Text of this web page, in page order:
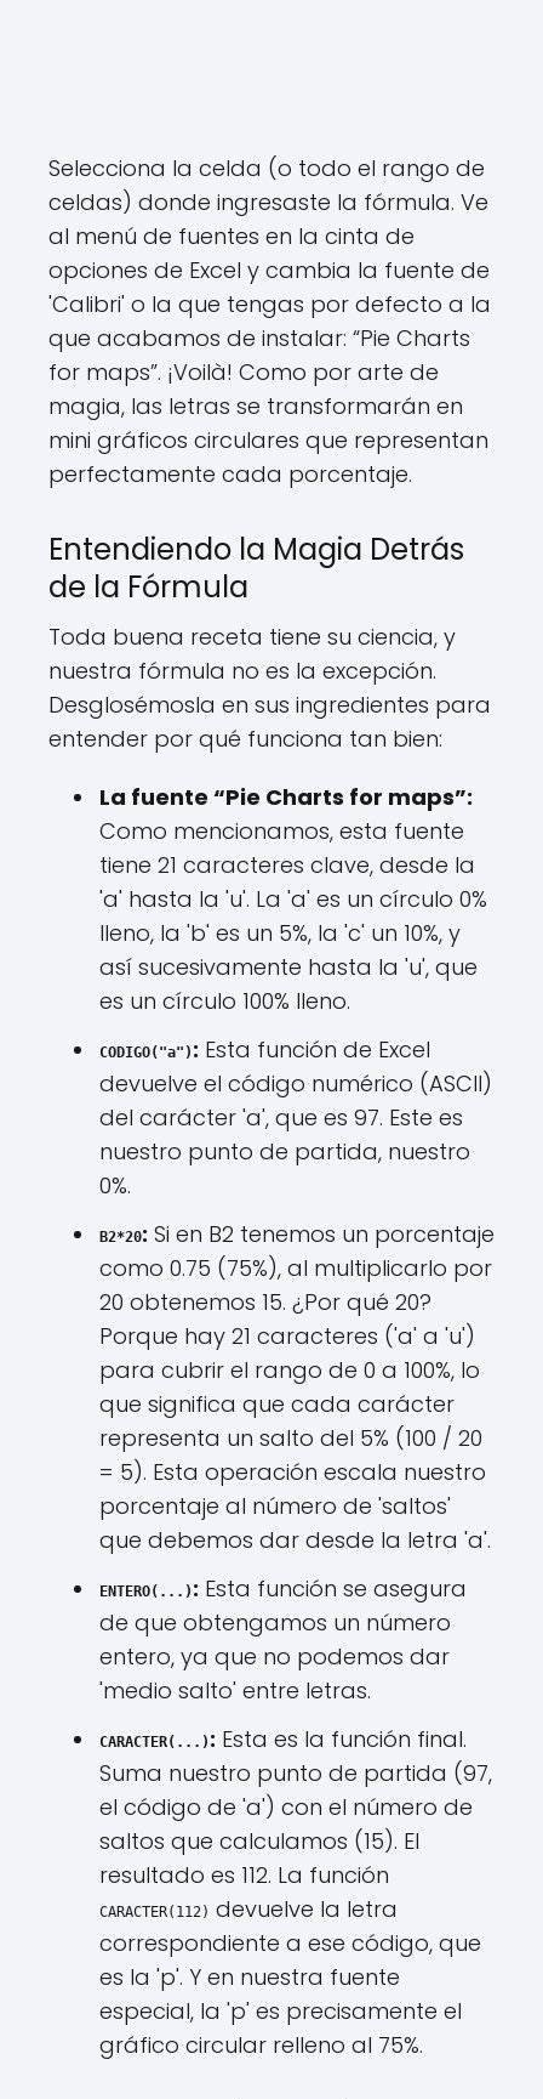
Selecciona la celda (o todo el rango de
celdas) donde ingresaste la fórmula. Ve
al menú de fuentes en la cinta de
opciones de Excel y cambia la fuente de
'Calibri' o la que tengas por defecto a la
que acabamos de instalar: “Pie Charts
for maps”. ¡Voilà! Como por arte de
magia, las letras se transformarán en
mini gráficos circulares que representan
perfectamente cada porcentaje.
Entendiendo la Magia Detrás
de la Fórmula
Toda buena receta tiene su ciencia, y
nuestra fórmula no es la excepción.
Desglosémosla en sus ingredientes para
entender por qué funciona tan bien:
La fuente “Pie Charts for maps”:
Como mencionamos, esta fuente
tiene 21 caracteres clave, desde la
'a' hasta la 'u'. La 'a' es un círculo 0%
lleno, la 'b' es un 5%, la 'c' un 10%, y
así sucesivamente hasta la 'u', que
es un círculo 100% lleno.
CODIGO("a") : Esta función de Excel
devuelve el código numérico (ASCII)
del carácter 'a', que es 97. Este es
nuestro punto de partida, nuestro
0%.
B2*20: Si en B2 tenemos un porcentaje
como 0.75 (75%), al multiplicarlo por
20 obtenemos 15. ¿Por qué 20?
Porque hay 21 caracteres ('a' a 'u')
para cubrir el rango de 0 a 100%, lo
que significa que cada carácter
representa un salto del 5% (100 / 20
= 5). Esta operación escala nuestro
porcentaje al número de 'saltos'
que debemos dar desde la letra 'a'.
ENTERO(...) : Esta función se asegura
de que obtengamos un número
entero, ya que no podemos dar
'medio salto' entre letras.
CARACTER(...) : Esta es la función final.
Suma nuestro punto de partida (97,
el código de 'a') con el número de
saltos que calculamos (15). El
resultado es 112. La función
CARACTER(112) devuelve la letra
correspondiente a ese código, que
es la 'p'. Y en nuestra fuente
especial, la 'p' es precisamente el
gráfico circular relleno al 75%.